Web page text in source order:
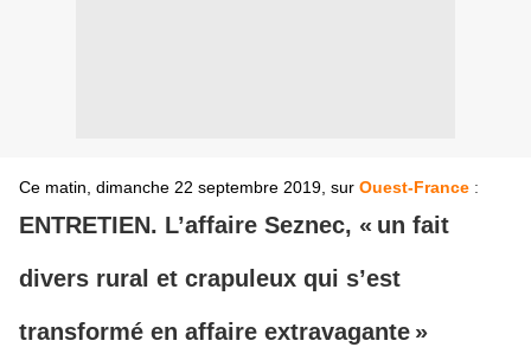
Ce matin, dimanche 22 septembre 2019, sur Ouest-France :
ENTRETIEN. L’affaire Seznec, « un fait
divers rural et crapuleux qui s’est
transformé en affaire extravagante »